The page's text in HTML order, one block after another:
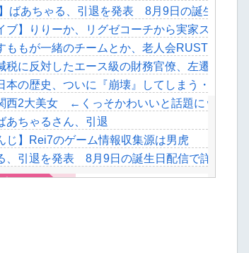
たほうがいいよ
肝臓に転移も見られてステージ4です」
族の虐殺犯人がツェリードニヒだった模様！
たんだけど…」
ミニゲームを極めようとする男
】ばあちゃる、引退を発表 8月9日の誕生日配
ブ】りりーか、リグゼコーチから実家スーパ
ももが一緒のチームとか、老人会RUSTのパワ
税に反対したエース級の財務官僚、左遷される
本の歴史、ついに『崩壊』してしまう・・・・・
西2大美女 ←くっそかわいいと話題にｗｗｗ
あちゃるさん、引退
じ】Rei7のゲーム情報収集源は男虎
、引退を発表 8月9日の誕生日配信で詳細を